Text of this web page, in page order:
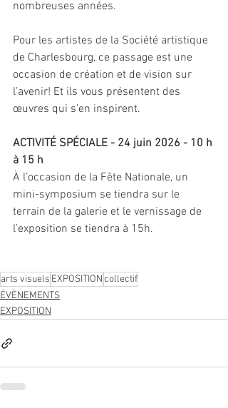
nombreuses années.
Pour les artistes de la Société artistique
de Charlesbourg, ce passage est une
occasion de création et de vision sur
l’avenir! Et ils vous présentent des
œuvres qui s’en inspirent.
ACTIVITÉ SPÉCIALE - 24 juin 2026 - 10 h
à 15 h
À l’occasion de la Fête Nationale, un
mini-symposium se tiendra sur le
terrain de la galerie et le vernissage de
l’exposition se tiendra à 15h.
arts visuels EXPOSITIONcollectif
ÉVÈNEMENTS
EXPOSITION